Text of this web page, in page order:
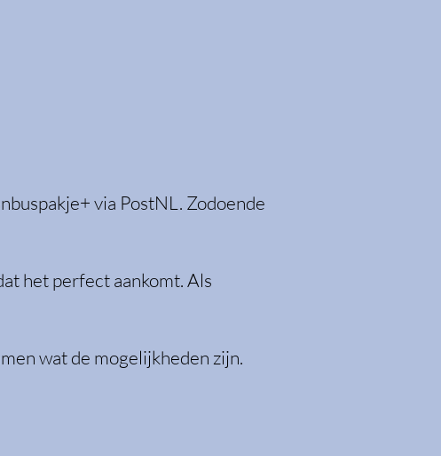
via PostNL. Zodoende
het perfect aankomt. Als
wat de mogelijkheden zijn.